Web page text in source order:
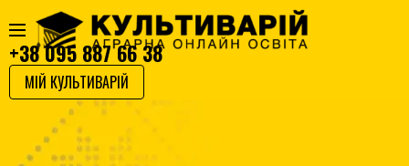
+38 095 887 66 38
МІЙ КУЛЬТИВАРІЙ